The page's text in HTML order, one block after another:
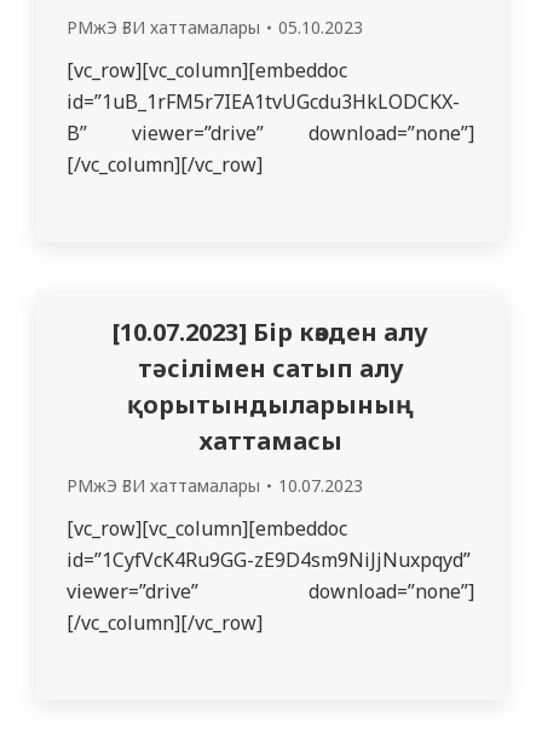
РМжЭ ҒЗИ хаттамалары 05.10.2023
[vc_row][vc_column][embeddoc
id=”1uB_1rFM5r7IEA1tvUGcdu3HkLODCKX-
B” viewer=”drive” download=”none”]
[/vc_column][/vc_row]
[10.07.2023] Бір көзден алу
тәсілімен сатып алу
қорытындыларының
хаттамасы
РМжЭ ҒЗИ хаттамалары 10.07.2023
[vc_row][vc_column][embeddoc
id=”1CyfVcK4Ru9GG-zE9D4sm9NiJjNuxpqyd”
viewer=”drive” download=”none”]
[/vc_column][/vc_row]